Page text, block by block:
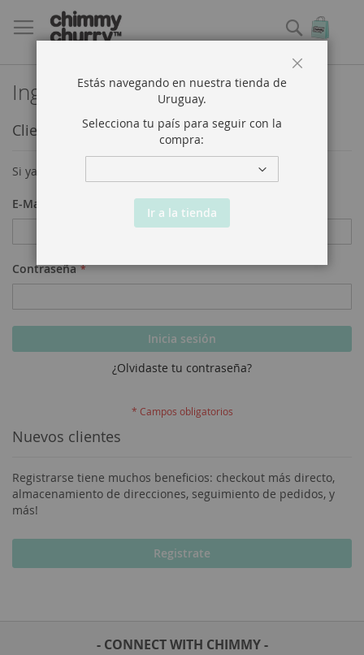
Buscar
Ingreso de clientes
Clientes registrados
Si ya tenés una cuenta, ingresá con tu mail.
E-Mail
Contraseña
Inicia sesión
¿Olvidaste tu contraseña?
Nuevos clientes
Registrarse tiene muchos beneficios: checkout más directo,
almacenamiento de direcciones, seguimiento de pedidos, y
más!
Registrate
- CONNECT WITH CHIMMY -
Estás navegando en nuestra tienda de
Uruguay.
Selecciona tu país para seguir con la
compra:
Ir a la tienda